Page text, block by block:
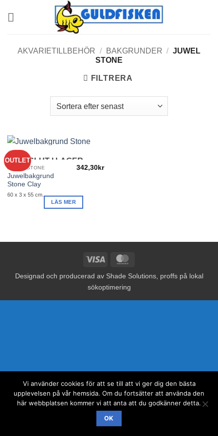
AKVARIETILLBEHÖR / BAKGRUNDER / JUWEL
STONE
FILTRERA
OUTLETSLUT I LAGER
JUWEL STONE
Juwelbakgrund
Stone Clay
342,30kr
60 x 3 x 55 cm.
LÄS MER
Visa
Designad och producerad av Shade Solutions, proffs på lokal
sökoptimering
Vi använder cookies för att se till att vi ger dig den bästa
upplevelsen på vår hemsida. Om du fortsätter att använda den
här webbplatsen kommer vi att anta att du godkänner detta.
OK